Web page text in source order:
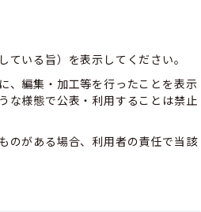
いる旨）を表示してください。
、編集・加工等を行ったことを表示
な様態で公表・利用することは禁止
のがある場合、利用者の責任で当該